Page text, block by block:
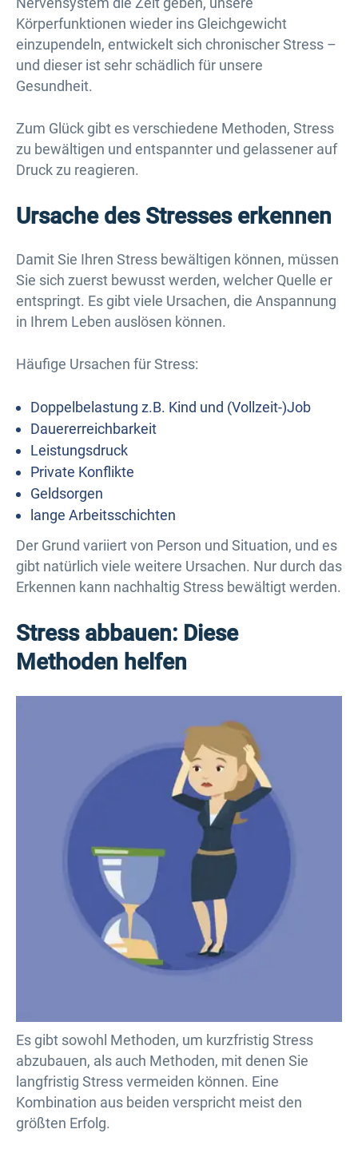
Körperfunktionen wieder ins Gleichgewicht
einzupendeln, entwickelt sich chronischer Stress –
und dieser ist sehr schädlich für unsere
Gesundheit.
Zum Glück gibt es verschiedene Methoden, Stress
zu bewältigen und entspannter und gelassener auf
Druck zu reagieren.
Ursache des Stresses erkennen
Damit Sie Ihren Stress bewältigen können, müssen
Sie sich zuerst bewusst werden, welcher Quelle er
entspringt. Es gibt viele Ursachen, die Anspannung
in Ihrem Leben auslösen können.
Häufige Ursachen für Stress:
Doppelbelastung z.B. Kind und (Vollzeit-)Job
Dauererreichbarkeit
Leistungsdruck
Private Konflikte
Geldsorgen
lange Arbeitsschichten
Der Grund variiert von Person und Situation, und es
gibt natürlich viele weitere Ursachen. Nur durch das
Erkennen kann nachhaltig Stress bewältigt werden.
Stress abbauen: Diese
Methoden helfen
Es gibt sowohl Methoden, um kurzfristig Stress
abzubauen, als auch Methoden, mit denen Sie
langfristig Stress vermeiden können. Eine
Kombination aus beiden verspricht meist den
größten Erfolg.